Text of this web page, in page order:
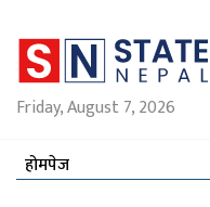
Friday, August 7, 2026
होमपेज